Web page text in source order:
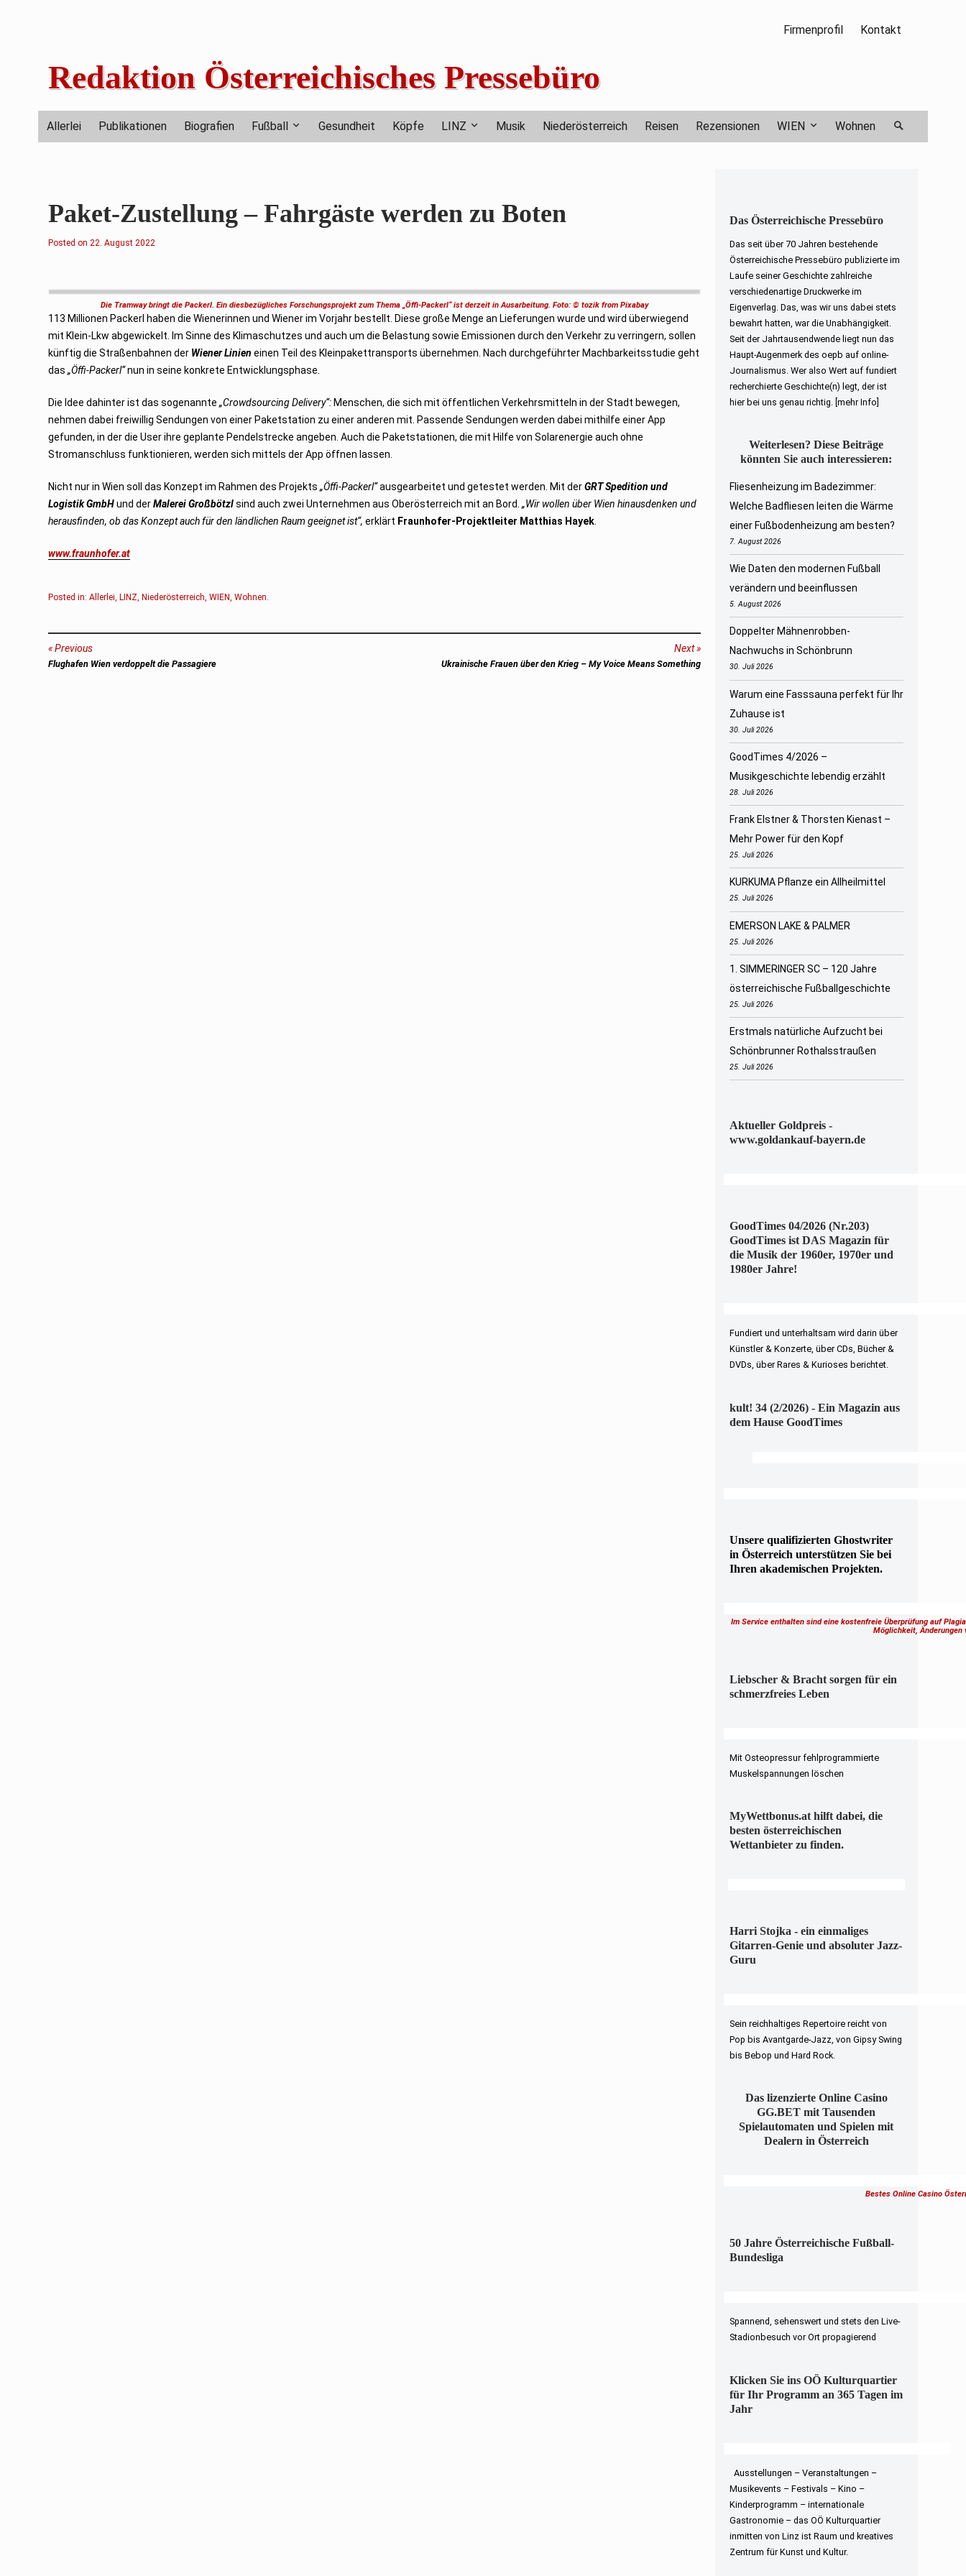
Firmenprofil Kontakt
Redaktion Österreichisches Pressebüro
Allerlei Publikationen Biografien Fußball Gesundheit Köpfe LINZ Musik Niederösterreich Reisen Rezensionen WIEN Wohnen
Paket-Zustellung – Fahrgäste werden zu Boten
Posted on 2
g
t
0
2
22. August 2022
Die Tramway bringt die Packerl. Ein diesbezügliches Forschungsprojekt zum Thema „Öffi-Packerl“ ist derzeit in Ausarbeitung. Foto: © tozikfrom Pixabay
113 Millionen Packerl haben die Wienerinnen und Wiener im Vorjahr bestellt. Diese große Menge an Lieferungen wurde und wird überwiegend
mit Klein-Lkw abgewickelt. Im Sinne des Klimaschutzes und auch um die Belastung sowie Emissionen durch den Verkehr zu verringern, sollen
künftig die Straßenbahnen der Wiener Linien einen Teil des Kleinpakettransports übernehmen. Nach durchgeführter Machbarkeitsstudie geht
das„Öffi-Packerl“nun in seine konkrete Entwicklungsphase.
Die Idee dahinter ist das sogenannte„Crowdsourcing Delivery“:Menschen, die sich mit öffentlichen Verkehrsmitteln in der Stadt bewegen,
nehmen dabei freiwillig Sendungen von einer Paketstation zu einer anderen mit. Passende Sendungen werden dabei mithilfe einer App
gefunden, in der die User ihre geplante Pendelstrecke angeben. Auch die Paketstationen, die mit Hilfe von Solarenergie auch ohne
Stromanschluss funktionieren, werden sich mittels der App öffnen lassen.
Nicht nur in Wien soll das Konzept im Rahmen des Projekts„Öffi-Packerl“ausgearbeitet und getestet werden. Mit derGRT Spedition und
Logistik GmbHund derMalerei Großbötzlsind auch zwei Unternehmen aus Oberösterreich mit an Bord.„Wir wollen über Wien hinausdenken und
herausfinden, ob das Konzept auch für den ländlichen Raum geeignet ist“, erklärt Fraunhofer-Projektleiter Matthias Hayek
www.fraunhofer.at
Posted in:Allerlei ,LINZ ,Niederösterreich ,WIEN ,Wohnen
Beitragsnavigation
Previous
Previous
Flughafen Wien verdoppelt die Passagiere
Next
Next
Ukrainische Frauen über den Krieg – My Voice Means Something
Das Österreichische Pressebüro
Das seit über 70 Jahren bestehende
Österreichische Pressebüro publizierte im
Laufe seiner Geschichte zahlreiche
verschiedenartige Druckwerke im
Eigenverlag. Das, was wir uns dabei stets
bewahrt hatten, war die Unabhängigkeit.
Seit der Jahrtausendwende liegt nun das
Haupt-Augenmerk des oepb auf online-
Journalismus. Wer also Wert auf fundiert
recherchierte Geschichte(n) legt, der ist
hier bei uns genau richtig. [mehr Info]
Weiterlesen? Diese Beiträge
könnten Sie auch interessieren:
Fliesenheizung im Badezimmer:
Welche Badfliesen leiten die Wärme
einer Fußbodenheizung am besten?
7. August 2026
Wie Daten den modernen Fußball
verändern und beeinflussen
5. August 2026
Doppelter Mähnenrobben-
Nachwuchs in Schönbrunn
30. Juli 2026
Warum eine Fasssauna perfekt für Ihr
Zuhause ist
30. Juli 2026
GoodTimes 4/2026 –
Musikgeschichte lebendig erzählt
28. Juli 2026
Frank Elstner & Thorsten Kienast –
Mehr Power für den Kopf
25. Juli 2026
KURKUMA Pflanze ein Allheilmittel
25. Juli 2026
EMERSON LAKE & PALMER
25. Juli 2026
1. SIMMERINGER SC – 120 Jahre
österreichische Fußballgeschichte
25. Juli 2026
Erstmals natürliche Aufzucht bei
Schönbrunner Rothalsstraußen
25. Juli 2026
Aktueller Goldpreis -
www.goldankauf-bayern.de
GoodTimes 04/2026 (Nr.203)
GoodTimes ist DAS Magazin für
die Musik der 1960er, 1970er und
1980er Jahre!
Fundiert und unterhaltsam wird darin über
Künstler & Konzerte, über CDs, Bücher &
DVDs, über Rares & Kurioses berichtet.
kult! 34 (2/2026) - Ein Magazin aus
dem Hause GoodTimes
Unsere qualifizierten Ghostwriter
in Österreich unterstützen Sie bei
Ihren akademischen Projekten.
Im Service enthalten sind eine kostenfreie Überprüfung auf
Möglichkeit,
Liebscher & Bracht sorgen für ein
schmerzfreies Leben
Mit Osteopressur fehlprogrammierte
Muskelspannungen löschen
MyWettbonus.at hilft dabei, die
besten österreichischen
Wettanbieter zu finden.
Harri Stojka - ein einmaliges
Gitarren-Genie und absoluter Jazz-
Guru
Sein reichhaltiges Repertoire reicht von
Pop bis Avantgarde-Jazz, von Gipsy Swing
bis Bebop und Hard Rock.
Das lizenzierte Online Casino
GG.BET mit Tausenden
Spielautomaten und Spielen mit
Dealern in Österreich
Bestes Online Casino
50 Jahre Österreichische Fußball-
Bundesliga
Spannend, sehenswert und stets den Live-
Stadionbesuch vor Ort propagierend
Klicken Sie ins OÖ Kulturquartier
für Ihr Programm an 365 Tagen im
Jahr
Ausstellungen – Veranstaltungen –
Musikevents – Festivals – Kino –
Kinderprogramm – internationale
Gastronomie – das OÖ Kulturquartier
inmitten von Linz ist Raum und kreatives
Zentrum für Kunst und Kultur.